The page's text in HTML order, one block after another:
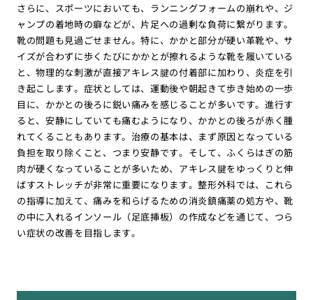
さらに、スポーツにおいても、ランニングフォームの崩れや、ジ
ャンプの着地時の癖などが、片足への過剰な負荷に繋がります。
靴の問題も見過ごせません。特に、かかと部分が硬い革靴や、サ
イズが合わずに歩くたびにかかとが擦れるような靴を履いている
と、物理的な刺激が直接アキレス腱の付着部に加わり、炎症を引
き起こします。症状としては、運動後や朝起きて歩き始めの一歩
目に、かかとの後ろに鋭い痛みを感じることが多いです。進行す
ると、安静にしていても痛むようになり、かかとの後ろが赤く腫
れてくることもあります。治療の基本は、まず原因となっている
負担を取り除くこと、つまり安静です。そして、ふくらはぎの筋
肉が硬くなっていることが多いため、アキレス腱をゆっくりと伸
ばすストレッチが非常に重要になります。整形外科では、これら
の指導に加えて、痛みを和らげるための消炎鎮痛薬の処方や、靴
の中に入れるインソール（足底挿板）の作成などを通じて、つら
い症状の改善を目指します。